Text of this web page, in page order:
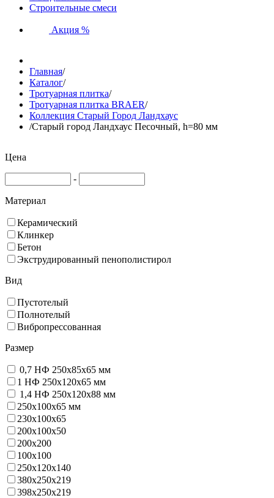
Строительные смеси
Акция %
Главная/
Каталог/
Тротуарная плитка/
Тротуарная плитка BRAER/
Коллекция Старый Город Ландхаус
/Старый город Ландхаус Песочный, h=80 мм
Цена
-
Материал
Керамический
Клинкер
Бетон
Экструдированный пенополистирол
Вид
Пустотелый
Полнотелый
Вибропрессованная
Размер
0,7 НФ 250х85х65 мм
1 НФ 250х120х65 мм
1,4 НФ 250х120х88 мм
250х100х65 мм
230х100х65
200x100x50
200х200
100х100
250х120х140
380х250х219
398х250х219